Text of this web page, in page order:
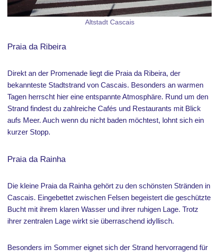
Altstadt Cascais
Praia da Ribeira
Direkt an der Promenade liegt die Praia da Ribeira, der
bekannteste Stadtstrand von Cascais. Besonders an warmen
Tagen herrscht hier eine entspannte Atmosphäre. Rund um den
Strand findest du zahlreiche Cafés und Restaurants mit Blick
aufs Meer. Auch wenn du nicht baden möchtest, lohnt sich ein
kurzer Stopp.
Praia da Rainha
Die kleine Praia da Rainha gehört zu den schönsten Stränden in
Cascais. Eingebettet zwischen Felsen begeistert die geschützte
Bucht mit ihrem klaren Wasser und ihrer ruhigen Lage. Trotz
ihrer zentralen Lage wirkt sie überraschend idyllisch.
Besonders im Sommer eignet sich der Strand hervorragend für